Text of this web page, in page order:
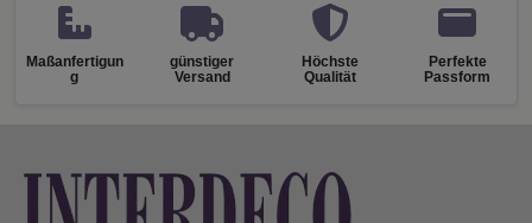
Maßanfertigun
g
günstiger
Versand
Höchste
Qualität
Perfekte
Passform